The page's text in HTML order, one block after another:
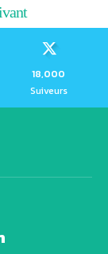
18,000
Suiveurs